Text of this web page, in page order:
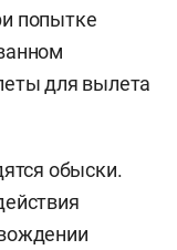
попытке
для вылета
обыски.